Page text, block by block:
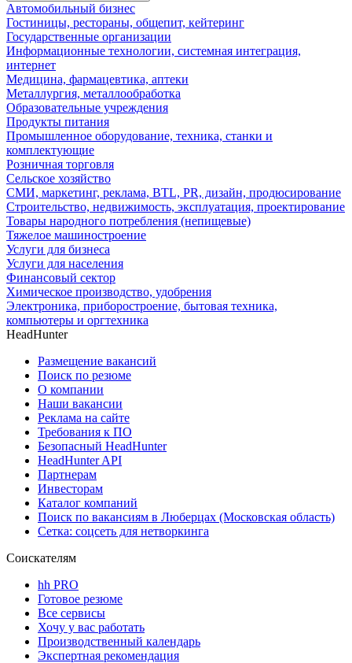
Автомобильный бизнес
Гостиницы, рестораны, общепит, кейтеринг
Государственные организации
Информационные технологии, системная интеграция,
интернет
Медицина, фармацевтика, аптеки
Металлургия, металлообработка
Образовательные учреждения
Продукты питания
Промышленное оборудование, техника, станки и
комплектующие
Розничная торговля
Сельское хозяйство
СМИ, маркетинг, реклама, BTL, PR, дизайн, продюсирование
Строительство, недвижимость, эксплуатация, проектирование
Товары народного потребления (непищевые)
Тяжелое машиностроение
Услуги для бизнеса
Услуги для населения
Финансовый сектор
Химическое производство, удобрения
Электроника, приборостроение, бытовая техника,
компьютеры и оргтехника
HeadHunter
Размещение вакансий
Поиск по резюме
О компании
Наши вакансии
Реклама на сайте
Требования к ПО
Безопасный HeadHunter
HeadHunter API
Партнерам
Инвесторам
Каталог компаний
Поиск по вакансиям в Люберцах (Московская область)
Сетка: соцсеть для нетворкинга
Соискателям
hh PRO
Готовое резюме
Все сервисы
Хочу у вас работать
Производственный календарь
Экспертная рекомендация